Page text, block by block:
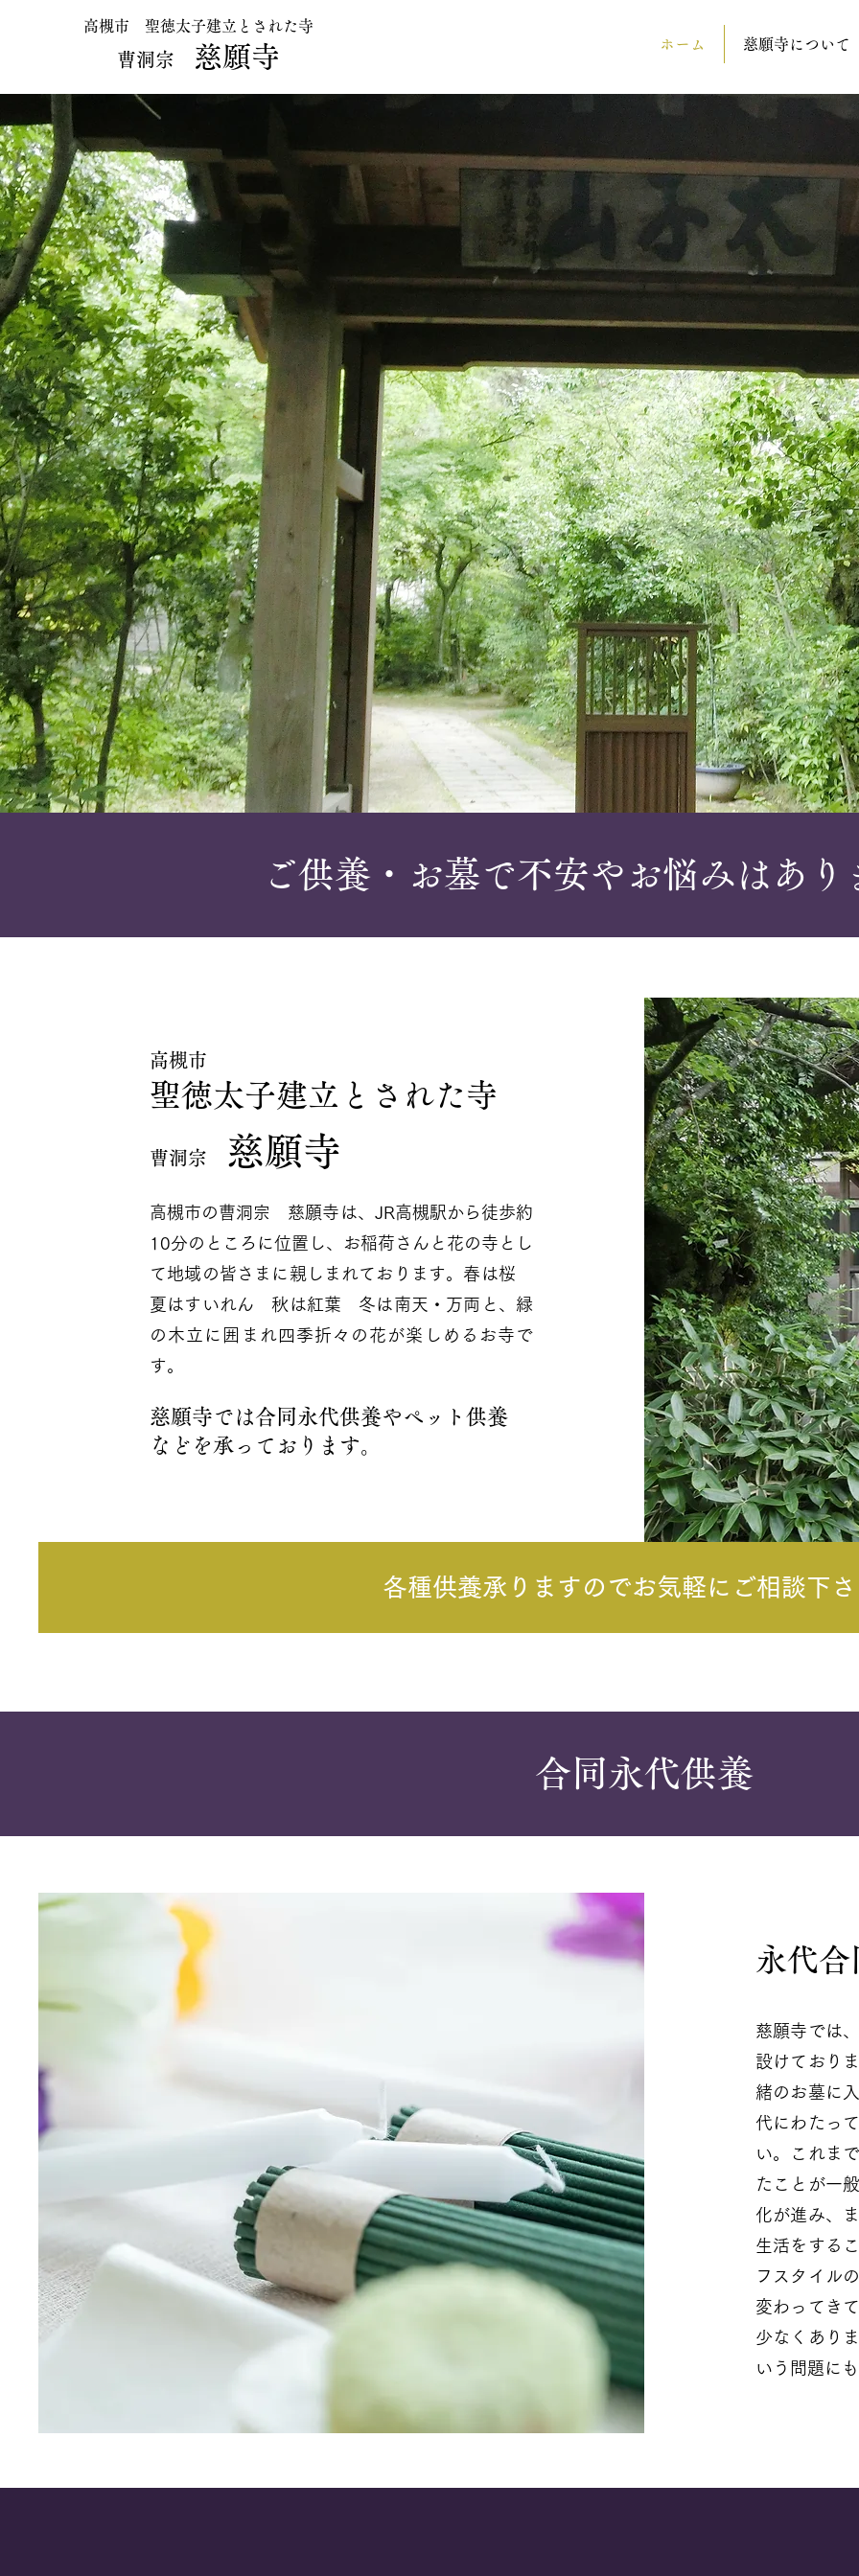
高槻市 聖徳太子建立とされた寺
曹洞宗 慈願寺 ホーム 慈願寺について
ご供養・お墓で不安やお悩みはあり
高槻市
聖徳太子建立とされた寺
曹洞宗 慈願寺
高槻市の曹洞宗 慈願寺は、JR高槻駅から徒歩約
10分のところに位置し、お稲荷さんと花の寺とし
て地域の皆さまに親しまれております。春は桜
夏はすいれん 秋は紅葉 冬は南天・万両と、緑
の木立に囲まれ四季折々の花が楽しめるお寺で
す。
慈願寺では合同永代供養やペット供養
などを承っております。
各種供養承りますのでお気軽にご相談下
合同永代供養
永代
慈願寺では
設けており
緒のお墓に
代にわたっ
い。これま
たことが一
化が進み、
生活をする
フスタイル
変わってき
少なくあり
いう問題に